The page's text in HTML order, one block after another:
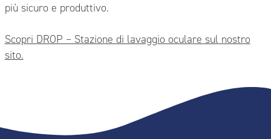
più sicuro e produttivo.
Scopri DROP – Stazione di lavaggio oculare sul nostro
sito.